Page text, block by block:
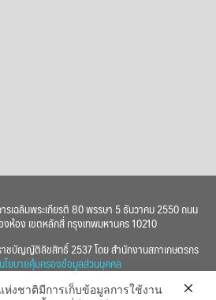
รเฉลิมพระเกียรติ 80 พรรษา 5 ธันวาคม 2550 ถนน
ห้อง เขตหลักสี่ กรุงเทพมหานคร 10210
บัญญัติลิขสิทธิ์ 2537 โดย สำนักงานสภาเกษตรกร
นโยบายคุ้มครองข้อมูลส่วนบุคคล
ห่งชาติมีการเก็บข้อมูลการใช้งาน